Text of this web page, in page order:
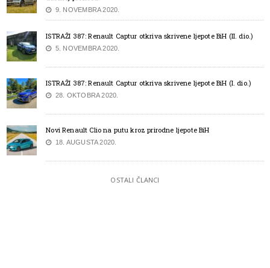
9. NOVEMBRA 2020.
ISTRAŽI 387: Renault Captur otkriva skrivene ljepote BiH (II. dio.)
5. NOVEMBRA 2020.
ISTRAŽI 387: Renault Captur otkriva skrivene ljepote BiH (I. dio.)
28. OKTOBRA 2020.
Novi Renault Clio na putu kroz prirodne ljepote BiH
18. AUGUSTA 2020.
OSTALI ČLANCI